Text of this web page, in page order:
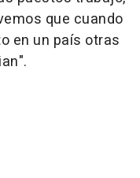
que cuando
en un país otras